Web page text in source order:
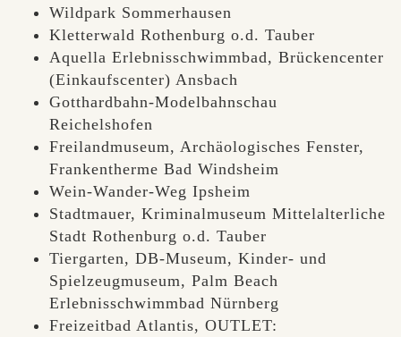
Wildpark Sommerhausen
Kletterwald Rothenburg o.d. Tauber
Aquella Erlebnisschwimmbad, Brückencenter
(Einkaufscenter) Ansbach
Gotthardbahn-Modelbahnschau
Reichelshofen
Freilandmuseum, Archäologisches Fenster,
Frankentherme Bad Windsheim
Wein-Wander-Weg Ipsheim
Stadtmauer, Kriminalmuseum Mittelalterliche
Stadt Rothenburg o.d. Tauber
Tiergarten, DB-Museum, Kinder- und
Spielzeugmuseum, Palm Beach
Erlebnisschwimmbad Nürnberg
Freizeitbad Atlantis, OUTLET: